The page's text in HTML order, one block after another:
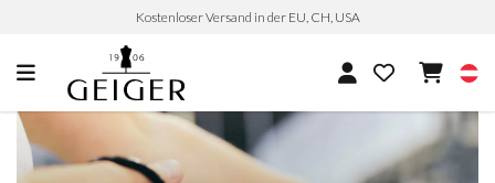
Kostenloser Versand in der EU, CH, USA